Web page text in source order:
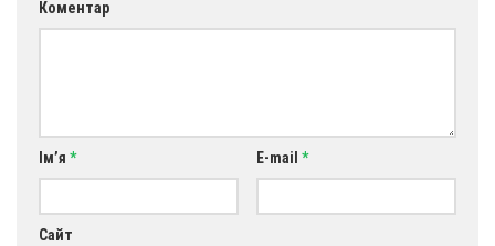
Коментар
Ім’я * E-mail *
Сайт